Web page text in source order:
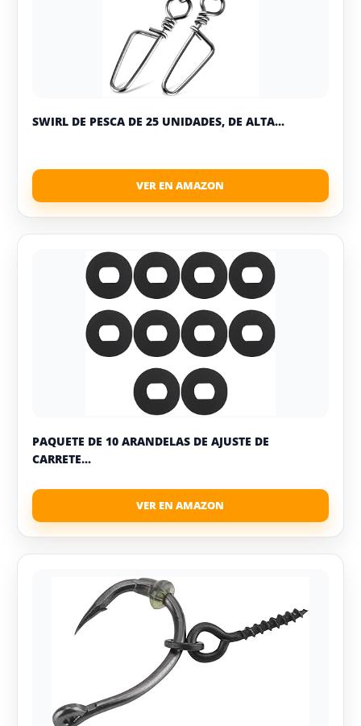
SWIRL DE PESCA DE 25 UNIDADES, DE ALTA...
PAQUETE DE 10 ARANDELAS DE AJUSTE DE
CARRETE...